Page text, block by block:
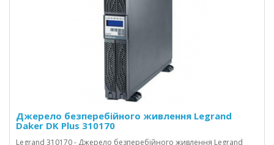
Джерело безперебійного живлення Legrand
Daker DK Plus 310170
Legrand 310170 - Джерело безперебійного живлення Legrand